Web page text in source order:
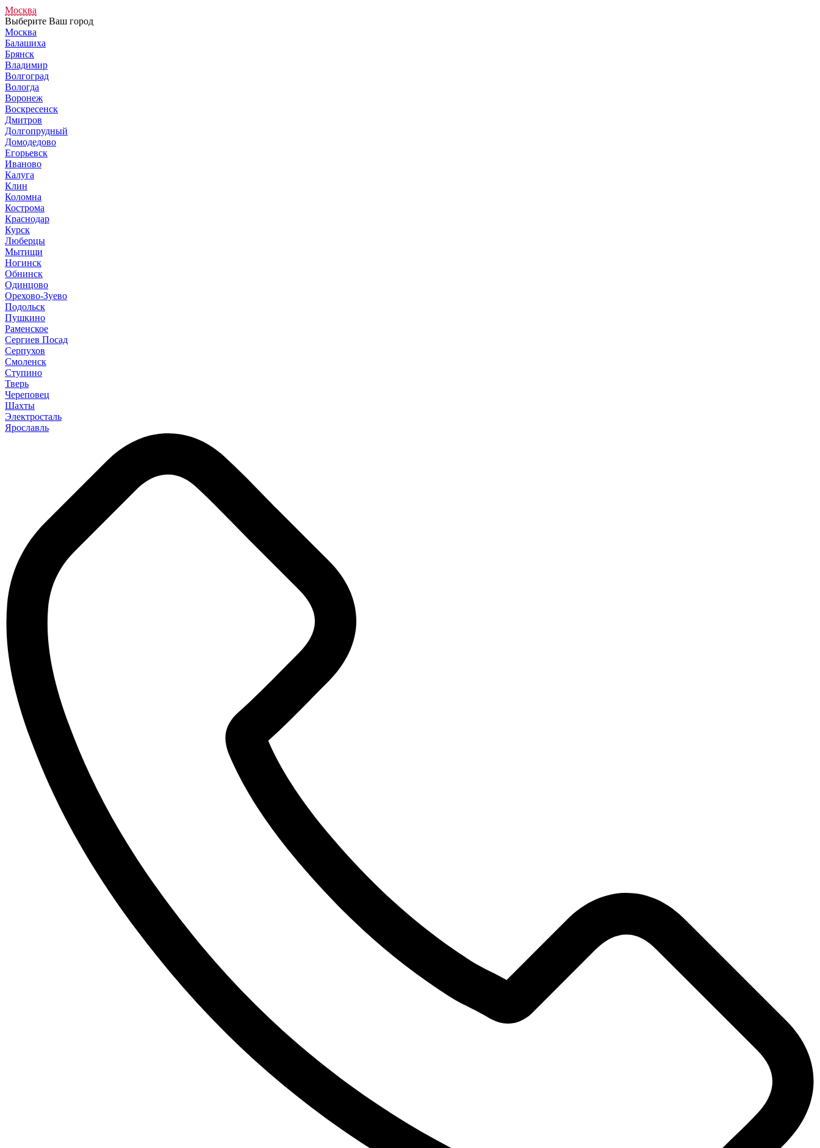
Москва
Выберите Ваш город
Москва
Балашиха
Брянск
Владимир
Волгоград
Вологда
Воронеж
Воскресенск
Дмитров
Долгопрудный
Домодедово
Егорьевск
Иваново
Калуга
Клин
Коломна
Кострома
Краснодар
Курск
Люберцы
Мытищи
Ногинск
Обнинск
Одинцово
Орехово-Зуево
Подольск
Пушкино
Раменское
Сергиев Посад
Серпухов
Смоленск
Ступино
Тверь
Череповец
Шахты
Электросталь
Ярославль